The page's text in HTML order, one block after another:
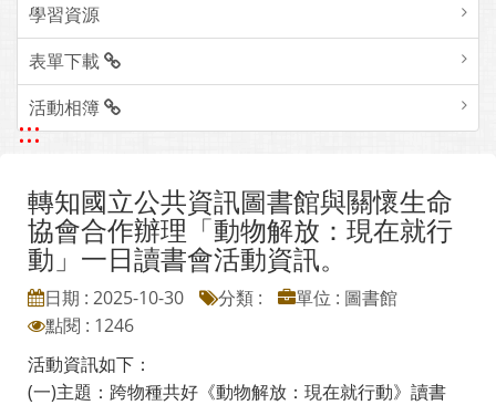
學習資源
表單下載
活動相簿
:::
轉知國立公共資訊圖書館與關懷生命
協會合作辦理「動物解放：現在就行
動」一日讀書會活動資訊。
日期 : 2025-10-30 分類 :
單位 : 圖書館
點閱 : 1246
活動資訊如下：
(一)主題：跨物種共好《動物解放：現在就行動》讀書